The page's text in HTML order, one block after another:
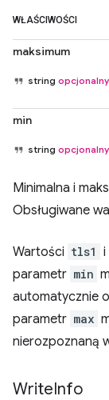
WŁAŚCIWOŚCI
maksimum
string opcjonalny
min
string opcjonalny
Minimalna i
Obsługiwane
Wartości tls1 i
parametr min
automatycznie
parametr max
nierozpoznaną
WriteInfo